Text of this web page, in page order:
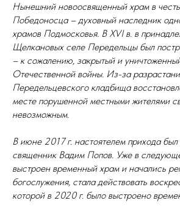
Нынешний новоосвященный храм в честь
Победоносца – духовный наследник
храмов Подмосковья. В XVI в. в
Щелкановых селе Передельцы был
– к сожалению, закрытый и
Отечественной войны. Из-за
Передельцевского кладбища
месте порушенной местными жителями
невозможным.
В июне 2017 г. настоятелем прихода
священник Вадим Попов. Уже в
выстроен временный храм и начались
богослужения, стала действовать
которой в 2020 г. было выстроено